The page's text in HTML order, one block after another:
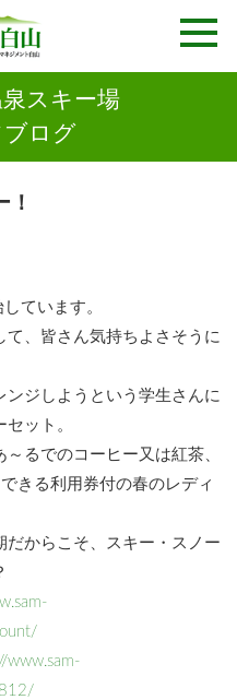
スキー場
ログ
！
ています。
て、皆さん気持ちよさそうに
ジしようという学生さんに
ット。
るでのコーヒー又は紅茶、
きる利用券付の春のレディ
からこそ、スキー・スノー
www.sam-